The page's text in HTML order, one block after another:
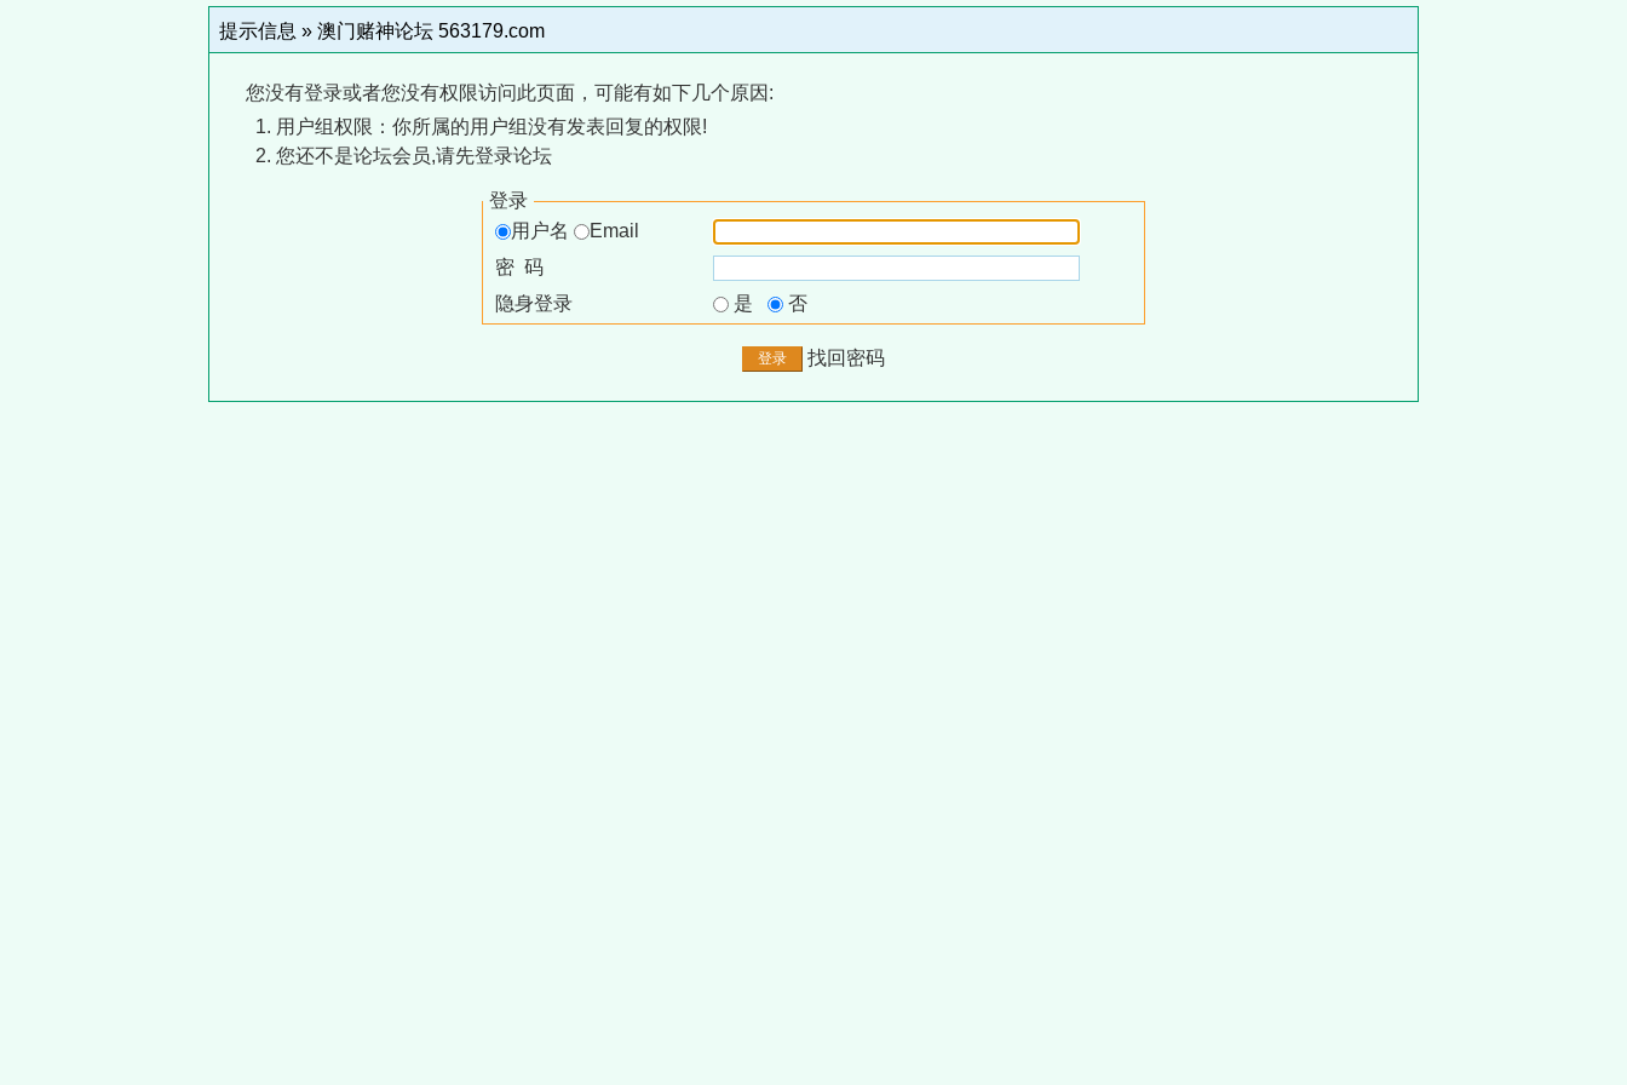
提示信息 » 澳门赌神论坛 563179.com
您没有登录或者您没有权限访问此页面，可能有如下几个原因:
用户组权限：你所属的用户组没有发表回复的权限!
您还不是论坛会员,请先登录论坛
登录
用户名
Email
密 码
隐身登录
是 否
找回密码